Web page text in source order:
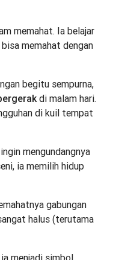
memahat. Ia belajar
memahat dengan
begitu sempurna,
di malam hari.
di kuil tempat
mengundangnya
ia memilih hidup
gabungan
halus (terutama
menjadi simbol